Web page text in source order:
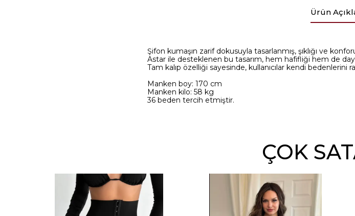
Ürün
Şifon kumaşın zarif dokusuyla tasarlanmış, şıklığı ve
Astar ile desteklenen bu tasarım, hem hafifliği hem de
Tam kalıp özelliği sayesinde, kullanıcılar kendi bedenlerini
Manken boy: 170 cm
Manken kilo: 58 kg
36 beden tercih etmiştir.
ÇOK